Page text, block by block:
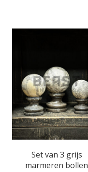
Set van 3 grijs
marmeren bollen